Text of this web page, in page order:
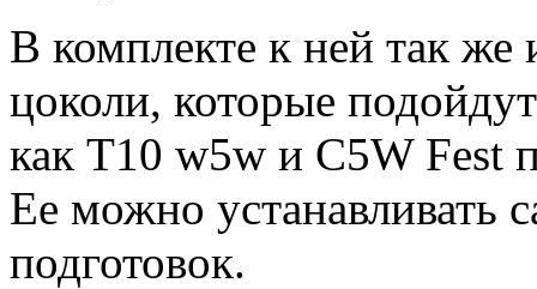
В комплекте к ней так
цоколи, которые
как Т10 w5w и С5W Fest
Ее можно устанавливать
подготовок.